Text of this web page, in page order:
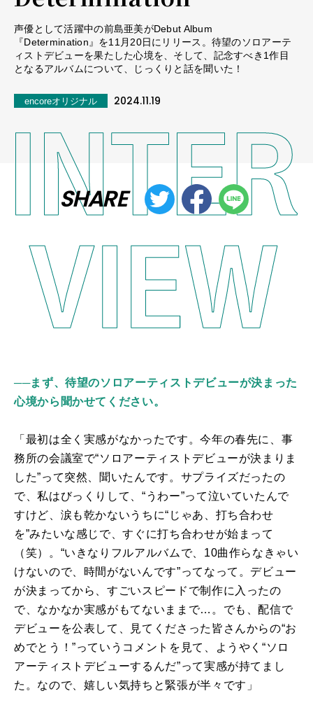
声優として活躍中の前島亜美がDebut Album
『Determination』を11月20日にリリース。待望のソロアーテ
ィストデビューを果たした心境を、そして、記念すべき1作目
となるアルバムについて、じっくりと話を聞いた！
encoreオリジナル 2024.11.19
SHARE
──まず、待望のソロアーティストデビューが決まった
心境から聞かせてください。
「最初は全く実感がなかったです。今年の春先に、事
務所の会議室で“ソロアーティストデビューが決まりま
した”って突然、聞いたんです。サプライズだったの
で、私はびっくりして、“うわー”って泣いていたんで
すけど、涙も乾かないうちに“じゃあ、打ち合わせ
を”みたいな感じで、すぐに打ち合わせが始まって
（笑）。“いきなりフルアルバムで、 10曲作らなきゃい
けないので、時間がないんです”ってなって。デビュー
が決まってから、すごいスピードで制作に入ったの
で、なかなか実感がもてないままで…。でも、配信で
デビューを公表して、見てくださった皆さんからの“お
めでとう！”っていうコメントを見て、ようやく“ソロ
アーティストデビューするんだ”って実感が持てまし
た。なので、嬉しい気持ちと緊張が半々です」